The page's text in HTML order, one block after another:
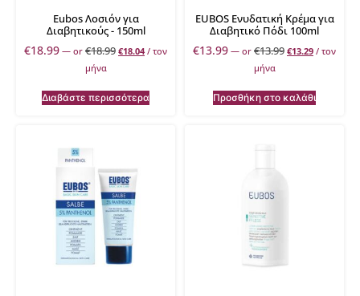
Eubos Λοσιόν για
Διαβητικούς - 150ml
€18.99 — or €18.99 €18.04 / τον
μήνα
Διαβάστε περισσότερα
EUBOS Ενυδατική Κρέμα για
Διαβητικό Πόδι 100ml
€13.99 — or €13.99 €13.29 / τον
μήνα
Προσθήκη στο καλάθι